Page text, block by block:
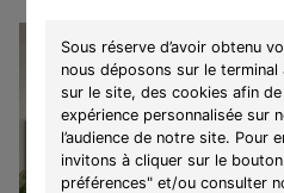
Sous réserve d’avoir obtenu
nous déposons sur le
sur le site, des cookies afin
expérience personnalisée sur
l’audience de notre site. Pour
invitons à cliquer sur le
préférences" et/ou consulter